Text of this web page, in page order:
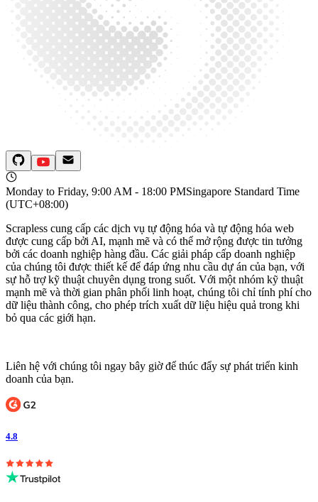
Monday to Friday, 9:00 AM - 18:00 PMSingapore Standard Time
(UTC+08:00)
Scrapless cung cấp các dịch vụ tự động hóa và tự động hóa web
được cung cấp bởi AI, mạnh mẽ và có thể mở rộng được tin tưởng
bởi các doanh nghiệp hàng đầu. Các giải pháp cấp doanh nghiệp
của chúng tôi được thiết kế để đáp ứng nhu cầu dự án của bạn, với
sự hỗ trợ kỹ thuật chuyên dụng trong suốt. Với một nhóm kỹ thuật
mạnh mẽ và thời gian phân phối linh hoạt, chúng tôi chỉ tính phí cho
dữ liệu thành công, cho phép trích xuất dữ liệu hiệu quả trong khi
bỏ qua các giới hạn.
Liên hệ với chúng tôi ngay bây giờ để thúc đẩy sự phát triển kinh
doanh của bạn.
4.8